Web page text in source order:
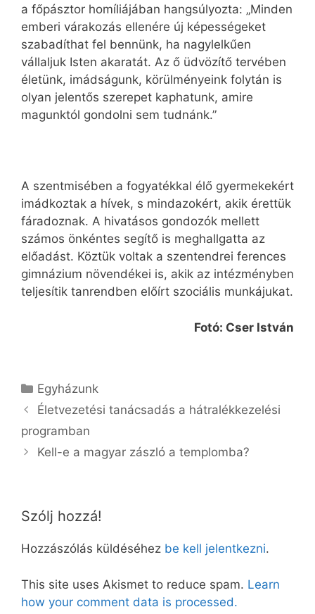
a főpásztor homíliájában hangsúlyozta: „Minden
emberi várakozás ellenére új képességeket
szabadíthat fel bennünk, ha nagylelkűen
vállaljuk Isten akaratát. Az ő üdvözítő tervében
életünk, imádságunk, körülményeink folytán is
olyan jelentős szerepet kaphatunk, amire
magunktól gondolni sem tudnánk.”
A szentmisében a fogyatékkal élő gyermekekért
imádkoztak a hívek, s mindazokért, akik érettük
fáradoznak. A hivatásos gondozók mellett
számos önkéntes segítő is meghallgatta az
előadást. Köztük voltak a szentendrei ferences
gimnázium növendékei is, akik az intézményben
teljesítik tanrendben előírt szociális munkájukat.
Fotó: Cser István
Kategória
Egyházunk
Életvezetési tanácsadás a hátralékkezelési
programban
Kell-e a magyar zászló a templomba?
Szólj hozzá!
Hozzászólás küldéséhez be kell jelentkezni.
This site uses Akismet to reduce spam. Learn
how your comment data is processed.